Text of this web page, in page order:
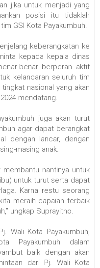
jika untuk menjadi yang
posisi itu tidaklah
GSI Kota Payakumbuh.
keberangkatan ke
kepada kepala dinas
benar berperan aktif
kelancaran seluruh tim
nasional yang akan
mendatang.
juga akan turut
agar dapat berangkat
dengan lancar, dengan
masing anak.
membantu nantinya untuk
untuk turut serta dapat
Karna restu seorang
meraih capaian terbaik
ungkap Suprayitno.
Wali Kota Payakumbuh,
Payakumbuh dalam
baik dengan akan
dari Pj. Wali Kota